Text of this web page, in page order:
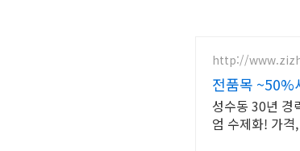
http://
전품목 ~50%
성수동 30년 경
엄 수제화! 가